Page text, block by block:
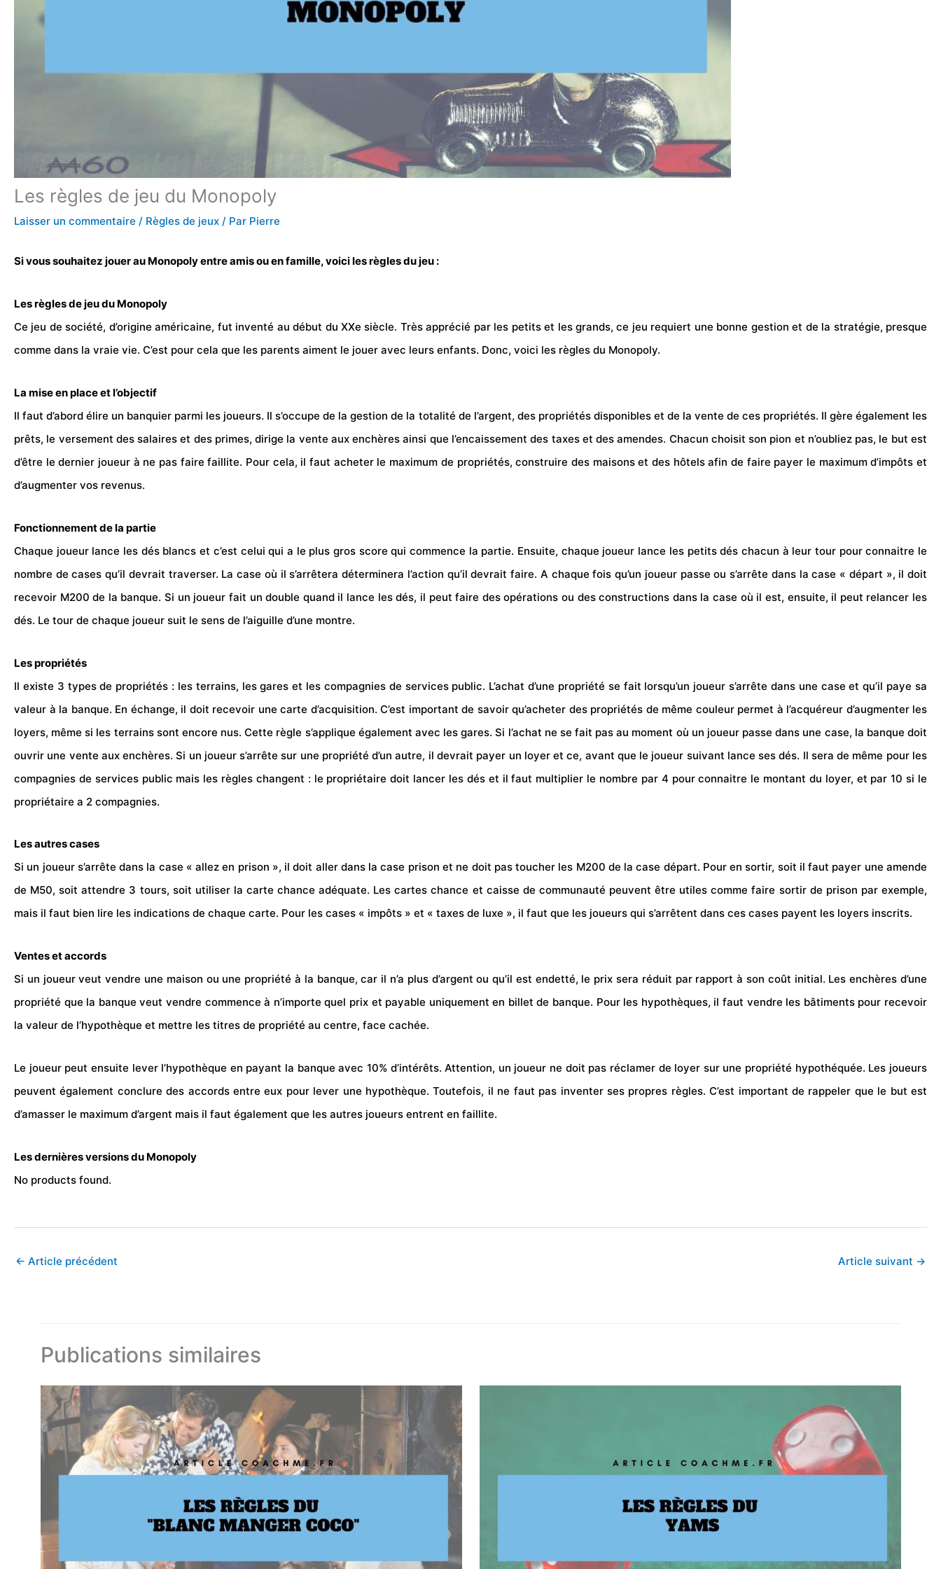
Les règles de jeu du Monopoly
Laisser un commentaire / Règles de jeux / Par Pierre
Si vous souhaitez jouer au Monopoly entre amis ou en famille, voici lesrèglesdu jeu :
Les règles de jeu du Monopoly
Ce jeu de société, d’origineaméricaine, fut inventé au début du XXe siècle. Très apprécié par les petits et les grands, ce jeu requiert une bonne gestion et de la stratégie, presque
comme dans la vraie vie. C’est pour cela que les parents aiment le jouer avec leurs enfants. Donc, voici les règles du Monopoly.
La mise en place et l’objectif
Il faut d’abord élire un banquier parmi les joueurs. Il s’occupe de la gestion de la totalité de l’argent, des propriétés disponibles et de la vente de ces propriétés. Il gère également les
prêts, le versement des salaires et des primes, dirige la vente aux enchères ainsi que l’encaissement des taxes et des amendes. Chacun choisit son pion et n’oubliez pas, le but est
d’être le dernier joueur à ne pas faire faillite. Pour cela, il faut acheter le maximum de propriétés, construire des maisons et des hôtels afin de faire payer le maximum d’impôts et
d’augmenter vos revenus.
Fonctionnement de la partie
Chaque joueur lance les dés blancs et c’est celui qui a le plus gros score qui commence la partie. Ensuite, chaque joueur lance les petits dés chacun à leur tour pour connaitre le
nombre de cases qu’il devrait traverser. La case où il s’arrêtera déterminera l’action qu’il devrait faire. A chaque fois qu’un joueur passe ou s’arrête dans la case « départ », il doit
recevoir M200 de la banque. Si un joueur fait un double quand il lance les dés, il peut faire des opérations ou des constructions dans la case où il est, ensuite, il peut relancer les
dés. Le tour de chaque joueur suit le sens de l’aiguille d’une montre.
Les propriétés
Il existe 3 types de propriétés : les terrains, les gares et les compagnies de services public. L’achat d’une propriété se fait lorsqu’un joueur s’arrête dans une case et qu’il paye sa
valeur à la banque. En échange, il doit recevoir une carte d’acquisition. C’est important de savoir qu’acheter des propriétés de même couleur permet à l’acquéreur d’augmenter les
loyers, même si les terrains sont encore nus. Cette règle s’applique également avec les gares. Si l’achat ne se fait pas au moment où un joueur passe dans une case, la banque doit
ouvrir une vente aux enchères. Si un joueur s’arrête sur une propriété d’un autre, il devrait payer un loyer et ce, avant que le joueur suivant lance ses dés. Il sera de même pour les
compagnies de services public mais les règles changent : le propriétaire doit lancer les dés et il faut multiplier le nombre par 4 pour connaitre le montant du loyer, et par 10 si le
propriétaire a 2 compagnies.
Les autres cases
Si un joueur s’arrête dans la case « allez en prison », il doit aller dans la case prison et ne doit pas toucher les M200 de la case départ. Pour en sortir, soit il faut payer une amende
de M50, soit attendre 3 tours, soit utiliser la carte chance adéquate. Les cartes chance et caisse de communauté peuvent être utiles comme faire sortir de prison par exemple,
mais il faut bien lire les indications de chaque carte. Pour les cases « impôts » et « taxes de luxe », il faut que les joueurs qui s’arrêtent dans ces cases payent les loyers inscrits.
Ventes et accords
Si un joueur veut vendre une maison ou une propriété à la banque, car il n’a plus d’argent ou qu’il est endetté, le prix sera réduit par rapport à son coût initial. Les enchères d’une
propriété que la banque veut vendre commence à n’importe quel prix et payable uniquement en billet de banque. Pour les hypothèques, il faut vendre les bâtiments pour recevoir
la valeur de l’hypothèque et mettre les titres de propriété au centre, face cachée.
Le joueur peut ensuite lever l’hypothèque en payant la banque avec 10% d’intérêts. Attention, un joueur ne doit pas réclamer de loyer sur une propriété hypothéquée. Les joueurs
peuvent également conclure des accords entre eux pour lever une hypothèque. Toutefois, il ne faut pas inventer ses propres règles. C’est important de rappeler que le but est
d’amasser le maximum d’argent mais il faut également que les autres joueurs entrent en faillite.
Les dernières versions du Monopoly
No products found.
← Article précédent Article suivant →
Publications similaires